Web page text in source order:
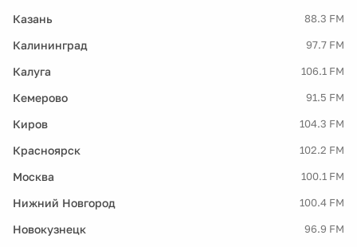
Казань 88.3 FM
Калининград 97.7 FM
Калуга 106.1 FM
Кемерово 91.5 FM
Киров 104.3 FM
Красноярск 102.2 FM
Москва 100.1 FM
Нижний Новгород 100.4 FM
Новокузнецк 96.9 FM